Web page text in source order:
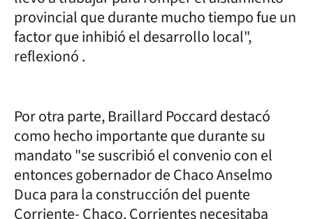
provincial que durante mucho tiempo fue un
factor que inhibió el desarrollo local",
reflexionó .
Por otra parte, Braillard Poccard destacó
como hecho importante que durante su
mandato "se suscribió el convenio con el
entonces gobernador de Chaco Anselmo
Duca para la construcción del puente
Corriente- Chaco. Corrientes necesitaba